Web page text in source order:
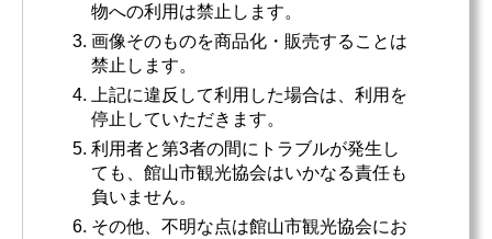
物への利用は禁止します。
画像そのものを商品化・販売することは
禁止します。
上記に違反して利用した場合は、利用を
停止していただきます。
利用者と第3者の間にトラブルが発生し
ても、館山市観光協会はいかなる責任も
負いません。
その他、不明な点は館山市観光協会にお